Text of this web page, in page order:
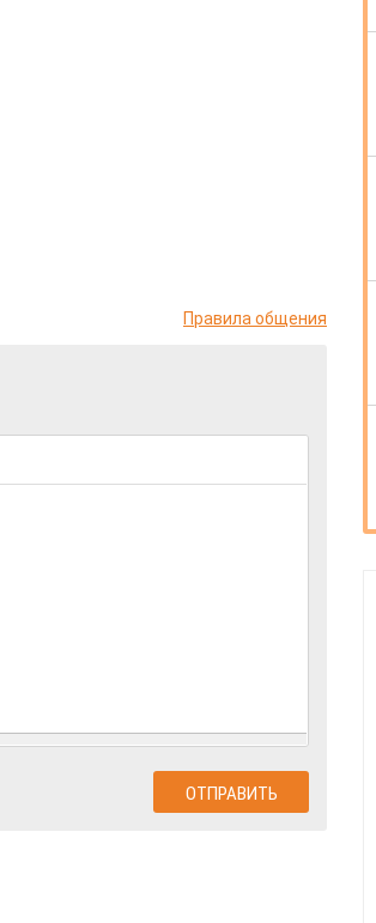
Правила общения